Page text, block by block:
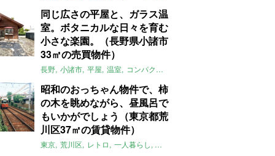
同じ広さの平屋と、ガラス温
室。ボタニカルな日々を育む
小さな楽園。（長野県小諸市
33㎡の売買物件）
長野 小諸市 平屋 温室 コンパクト
昭和のおっちゃん物件で、柿
の木を眺めながら、昼風呂で
もいかがでしょう（東京都荒
川区37㎡の賃貸物件）
東京 荒川区 レトロ 一人暮らし タイル